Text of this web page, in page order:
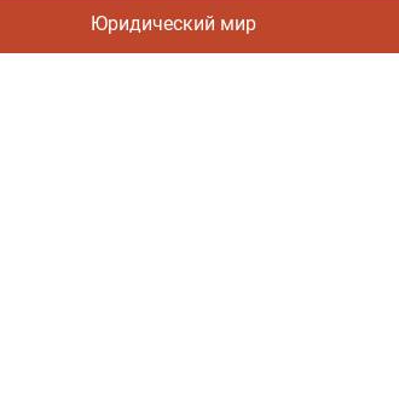
Юридический мир